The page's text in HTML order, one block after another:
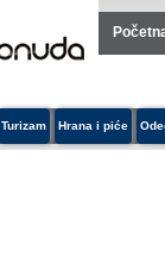
Turizam Hrana i piće